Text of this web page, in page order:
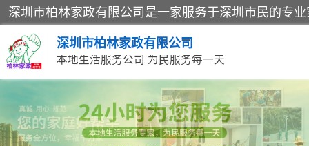
深圳市柏林家政有限公司
本地生活服务公司 为民服务每一天
家居保洁